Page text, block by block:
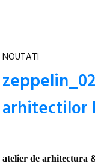
NOUTATI
arhitectilor
atelier de arhitectura